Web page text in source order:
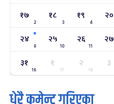
शनि फाल्गुन २२, २०८३ Mar 6, 2027
सोम
अन्तराष्ट्रिय नारी दिवस
फाल्गुन २४, २०८३- Mar 8, 2027
२५
मंगल
ग्याल्पो ल्होसार
फाल्गुन २५, २०८३ Mar 9, 2027
७ पूर्णिमा व्रत
१७
2
१८
3
१९
4
२०
२४
9
२५
10
२६
11
२७
३१
16
१
17
२
18
३